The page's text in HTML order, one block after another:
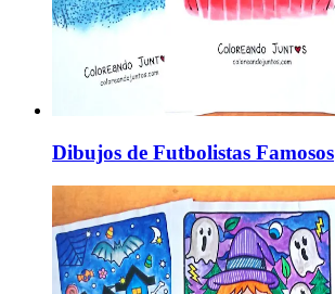
Dibujos de Futbolistas Famosos